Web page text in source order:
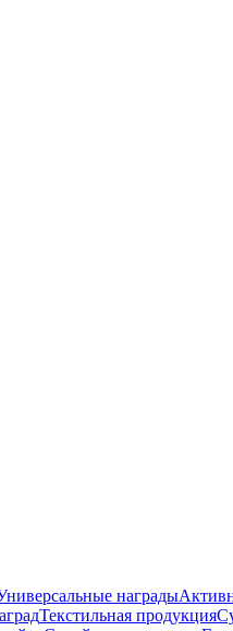
награды
Текстильная продукция